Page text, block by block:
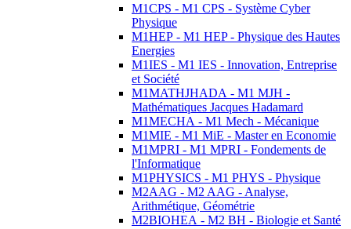
M1CPS - M1 CPS - Système Cyber
Physique
M1HEP - M1 HEP - Physique des Hautes
Energies
M1IES - M1 IES - Innovation, Entreprise
et Société
M1MATHJHADA - M1 MJH -
Mathématiques Jacques Hadamard
M1MECHA - M1 Mech - Mécanique
M1MIE - M1 MiE - Master en Economie
M1MPRI - M1 MPRI - Fondements de
l'Informatique
M1PHYSICS - M1 PHYS - Physique
M2AAG - M2 AAG - Analyse,
Arithmétique, Géométrie
M2BIOHEA - M2 BH - Biologie et Santé